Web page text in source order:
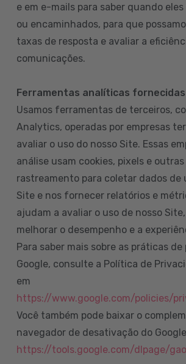
e em e-mails para saber quando
ou encaminhados, para que
taxas de resposta e avaliar a
comunicações.
Ferramentas analíticas
Usamos ferramentas de terceiros,
Analytics, operadas por empresas
avaliar o uso do nosso Site. Essas
análise usam cookies, pixels e
rastreamento para coletar dados de
Site e nos fornecer relatórios e
ajudam a avaliar o uso de nosso
melhorar o desempenho e a
Para saber mais sobre as práticas
Google, consulte a Política de
em
https://www.google.com/policies/
Você também pode baixar o
navegador de desativação do
https://tools.google.com/dlpage/